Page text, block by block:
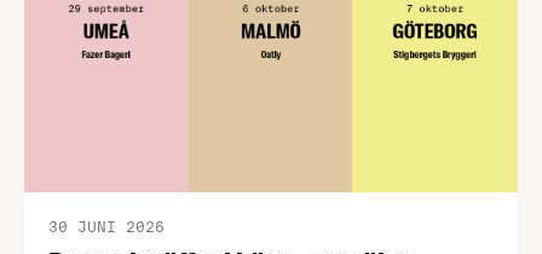
30 JUNI 2026